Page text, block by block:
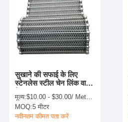
सुखाने की सफाई के लिए
स्टेनलेस स्टील चेन लिंक वायर
मूल्य:$10.00 - $30.00/ Meter|100 Meter/Meters(Min. Order)
MOQ:5 मीटर
नवीनतम कीमत पता करें